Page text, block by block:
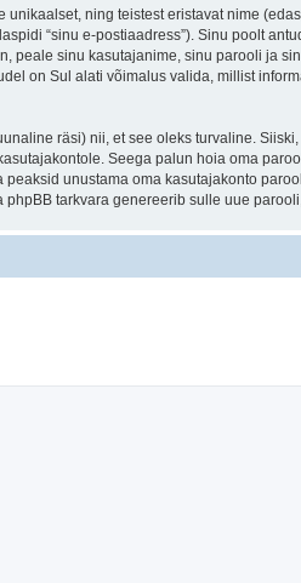
ning teistest eristavat nime
“sinu e-postiaadress”). Sinu poolt
peale sinu kasutajanime, sinu parooli ja
on Sul alati võimalus valida, millist
räsi) nii, et see oleks turvaline.
Seega palun hoia oma
unustama oma kasutajakonto
tarkvara genereerib sulle uue